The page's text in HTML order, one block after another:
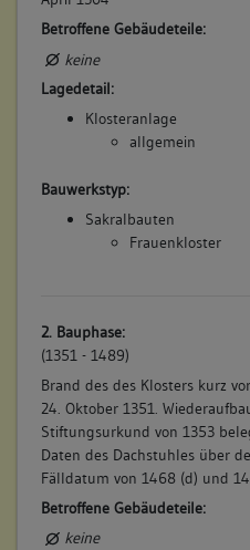
Betroffene Gebäudeteile:
keine
Lagedetail:
Klosteranlage
allgemein
Bauwerkstyp:
Sakralbauten
Frauenkloster
2. Bauphase:
(1351 - 1489)
Brand des des Klosters kurz
24. Oktober 1351.
Stiftungsurkund von 1353
Daten des Dachstuhles über
Fälldatum von 1468 (d) und
Betroffene Gebäudeteile:
keine